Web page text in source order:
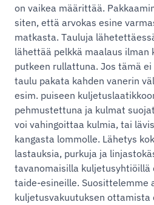
on vaikea määrittää.
siten, että arvokas esine
matkasta. Tauluja
lähettää pelkkä maalaus ilman
putkeen rullattuna. Jos tämä
taulu pakata kahden vanerin
esim. puiseen
pehmustettuna ja kulmat
voi vahingoittaa kulmia, tai
kangasta lommolle. Lähetys
lastauksia, purkuja ja
tavanomaisilla kuljetusyhtiöillä
taide-esineille. Suosittelemme
kuljetusvakuutuksen ottamista